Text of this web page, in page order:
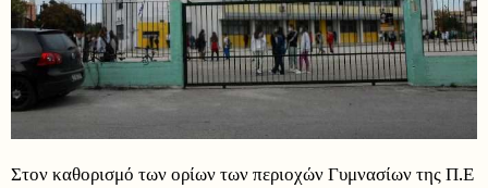
Στον καθορισμό των ορίων των περιοχών Γυμνασίων της Π.Ε